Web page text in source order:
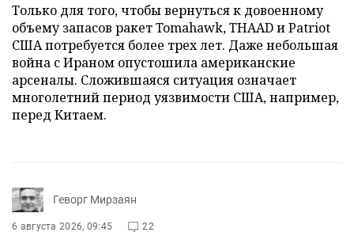
Только для того, чтобы вернуться к довоенному
объему запасов ракет Tomahawk, THAAD и Patriot
США потребуется более трех лет. Даже небольшая
война с Ираном опустошила американские
арсеналы. Сложившаяся ситуация означает
многолетний период уязвимости США, например,
перед Китаем.
Геворг Мирзаян
6 августа 2026, 09:45 22